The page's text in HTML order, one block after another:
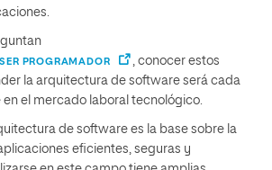
PROGRAMADOR
, conocer estos
la arquitectura de software será cada
el mercado laboral tecnológico.
de software es la base sobre la
eficientes, seguras y